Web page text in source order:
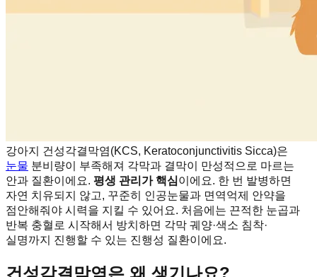
강아지 건성각결막염(KCS, Keratoconjunctivitis Sicca)은
눈물 분비량이 부족해져 각막과 결막이 만성적으로 마르는
안과 질환이에요. 평생 관리가 핵심이에요. 한 번 발병하면
자연 치유되지 않고, 꾸준히 인공눈물과 면역억제 안약을
점안해줘야 시력을 지킬 수 있어요. 처음에는 끈적한 눈곱과
반복 충혈로 시작해서 방치하면 각막 궤양·색소 침착·
실명까지 진행할 수 있는 진행성 질환이에요.
건성각결막염은 왜 생기나요?